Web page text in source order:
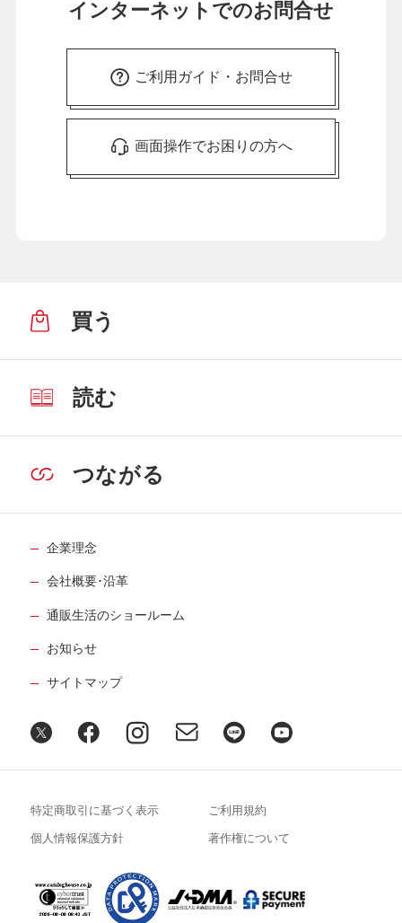
インターネットでのお問合せ
ご利用ガイド・お問合せ
画面操作でお困りの方へ
買う
読む
つながる
企業理念
会社概要･沿革
通販生活のショールーム
お知らせ
サイトマップ
特定商取引に基づく表示 ご利用規約
個人情報保護方針 著作権について